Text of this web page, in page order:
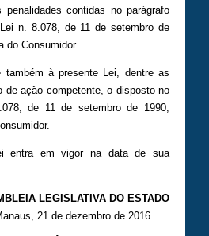
contidas no parágrafo
n. 8.078, de 11 de setembro de
do Consumidor.
também à presente Lei, dentre as
de ação competente, o disposto no
de 11 de setembro de 1990,
entra em vigor na data de sua
LEGISLATIVA DO ESTADO
21 de dezembro de 2016.